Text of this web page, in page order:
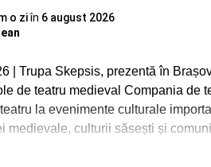
o ziîn 6 august 2026
| Trupa Skepsis, prezentă în
de teatru medieval Compania de
la evenimente culturale
medievale, culturii săsești și